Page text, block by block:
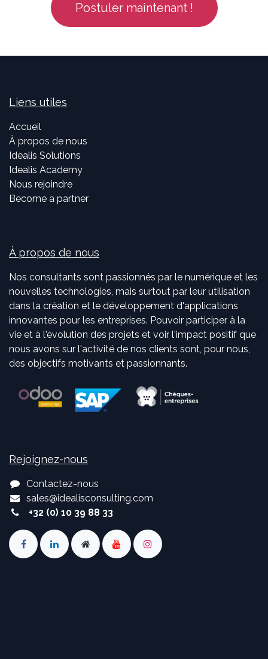
Postuler maintenant !
Liens utiles
Accueil
À propos de nous
Idealis Solutions
Idealis Academy
Nous rejoindre
Become a partner
À propos de nous
Nos consultants sont passionnés par le numérique et les
nouvelles technologies, mais surtout par leur utilisation
dans la création et le développement d'applications
innovantes pour les entreprises. Pouvoir participer à la
vie et à l'évolution des projets et voir l'impact positif que
nous avons sur l'activité de nos clients sont, pour nous,
des objectifs motivants et passionnants.
Rejoignez-nous
Contactez-nous
sales@idealisconsulting.com
+32 (0) 10 39 88 33